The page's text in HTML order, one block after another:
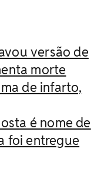
versão de
morte
de infarto,
é nome de
foi entregue